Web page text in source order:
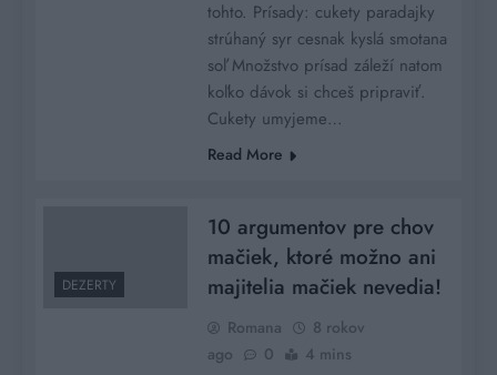
tohto. Prísady: cukety paradajky
strúhaný syr cesnak kyslá smotana
soľ Množstvo prísad záleží natom
koľko dávok si chceš pripraviť.
Cukety umyjeme…
Read More
DEZERTY
10 argumentov pre chov
mačiek, ktoré možno ani
majitelia mačiek nevedia!
Romana
8 rokov
ago
0 4 mins